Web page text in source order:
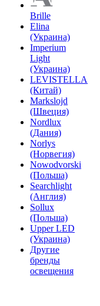
Brille
Elina
(Украина)
Imperium
Light
(Украина)
LEVISTELLA
(Китай)
Markslojd
(Швеция)
Nordlux
(Дания)
Norlys
(Норвегия)
Nowodvorski
(Польша)
Searchlight
(Англия)
Sollux
(Польша)
Upper LED
(Украина)
Другие
бренды
освещения